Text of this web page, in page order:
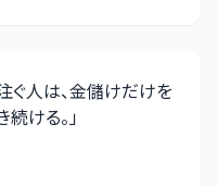
ぐ人は、金儲けだけを
続ける。」